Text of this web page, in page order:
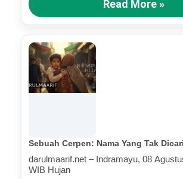
Read More »
Sebuah Cerpen: Nama Yang Tak
darulmaarif.net – Indramayu, 08
WIB Hujan